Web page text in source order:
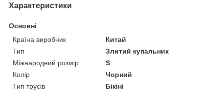
Характеристики
Основні
Країна виробник
Китай
Тип
Злитий купальник
Міжнародний розмір
S
Колір
Чорний
Тип трусів
Бікіні